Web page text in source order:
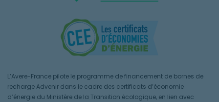
L’Avere-France pilote le programme de financement de bornes de
recharge Advenir dans le cadre des certificats d’économie
d’énergie du Ministère de la Transition écologique, en lien avec